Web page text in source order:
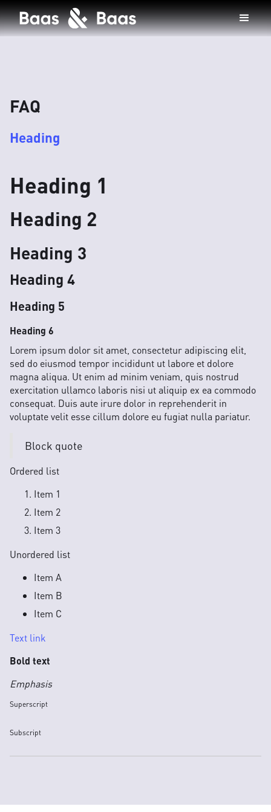
FAQ
Heading
Heading 1
Heading 2
Heading 3
Heading 4
Heading 5
Heading 6
Lorem ipsum dolor sit amet, consectetur adipiscing elit,
sed do eiusmod tempor incididunt ut labore et dolore
magna aliqua. Ut enim ad minim veniam, quis nostrud
exercitation ullamco laboris nisi ut aliquip ex ea commodo
consequat. Duis aute irure dolor in reprehenderit in
voluptate velit esse cillum dolore eu fugiat nulla pariatur.
Block quote
Ordered list
Item 1
Item 2
Item 3
Unordered list
Item A
Item B
Item C
Text link
Bold text
Emphasis
Superscript
Subscript